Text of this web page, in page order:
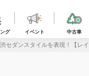
グ イベント 中古車
セダンスタイルを表現！【レ